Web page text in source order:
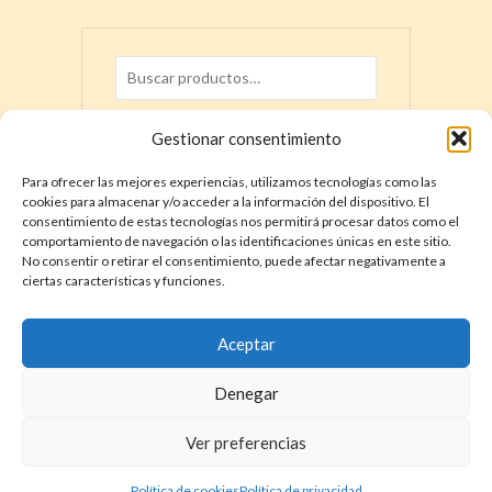
Gestionar consentimiento
Para ofrecer las mejores experiencias, utilizamos tecnologías como las
cookies para almacenar y/o acceder a la información del dispositivo. El
consentimiento de estas tecnologías nos permitirá procesar datos como el
comportamiento de navegación o las identificaciones únicas en este sitio.
No consentir o retirar el consentimiento, puede afectar negativamente a
ciertas características y funciones.
Aceptar
Denegar
Ver preferencias
hasta
23,00€
opciones
se
pueden
en
la
página
de
producto
se
pueden
en
página
de
BUSCAR
DÓNDE ENCONTRAR LA HISTORIA DE
InstagramFacebook
COPYRIGHT © 2026. LA HISTORIA DE ESPAÑA DE DAVID COT. |
DE COOKIES